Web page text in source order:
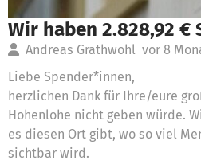
Wir haben 2.828,92
Andreas Grathwohl vor 8
Liebe Spender*innen,
herzlichen Dank für Ihre/eure
Hohenlohe nicht geben würde.
es diesen Ort gibt, wo so viel
sichtbar wird.